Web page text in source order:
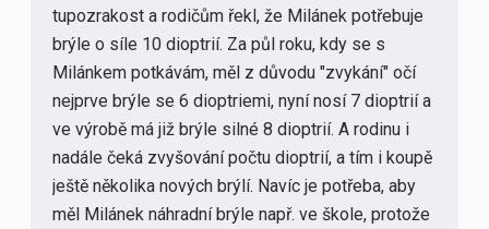
tupozrakost a rodičům řekl, že Milánek potřebuje
brýle o síle 10 dioptrií. Za půl roku, kdy se s
Milánkem potkávám, měl z důvodu "zvykání" očí
nejprve brýle se 6 dioptriemi, nyní nosí 7 dioptrií a
ve výrobě má již brýle silné 8 dioptrií. A rodinu i
nadále čeká zvyšování počtu dioptrií, a tím i koupě
ještě několika nových brýlí. Navíc je potřeba, aby
měl Milánek náhradní brýle např. ve škole, protože